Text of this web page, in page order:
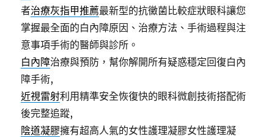
者治療灰指甲推薦最新型的抗黴菌比較症狀眼科讓您
掌握最全面的白內障原因、治療方法、手術過程與注
意事項手術的醫師與診所。
白內障治療與預防，幫你解開所有疑惑穩定回復白內
障手術,
近視雷射利用精準安全恢復快的眼科微創技術搭配術
後完整追蹤,
陰道凝膠擁有超高人氣的女性護理凝膠女性護理凝